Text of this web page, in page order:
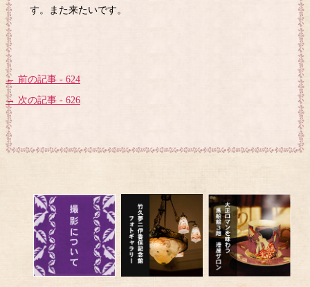
す。また来たいです。
← 前の記事 - 624
→ 次の記事 - 626